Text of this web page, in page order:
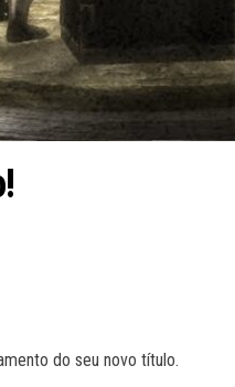
do seu novo título.